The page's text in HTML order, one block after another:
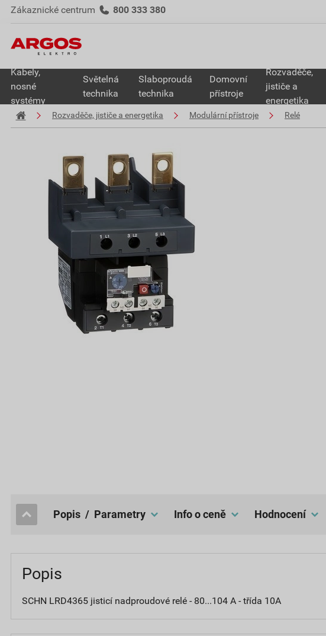
Zákaznické centrum 800 333 380
Kabely,
nosné
systémy
Světelná
technika
Slaboproudá
technika
Domovní
přístroje
Rozvaděče,
jističe a
energetika
Rozvaděče, jističe a energetika Modulární přístroje Relé
popis / Parametry Info o ceně hodnocení
Popis
SCHN LRD4365 jisticí nadproudové relé - 80...104 A - třída 10A